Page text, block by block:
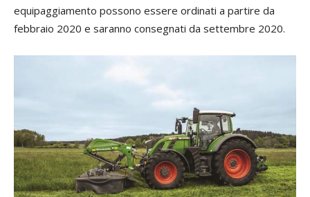
equipaggiamento possono essere ordinati a partire da
febbraio 2020 e saranno consegnati da settembre 2020.